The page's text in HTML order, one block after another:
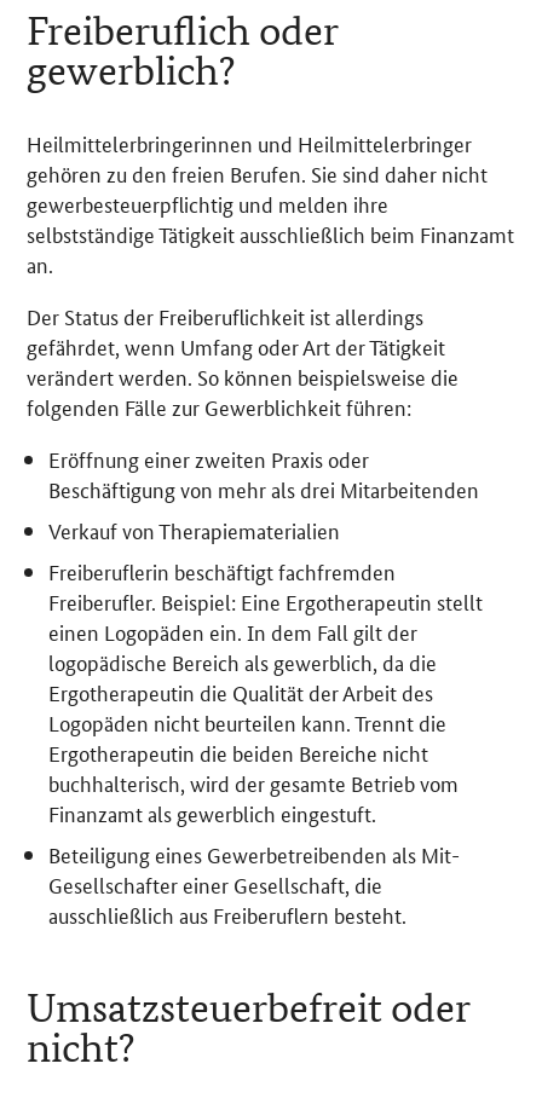
Freiberuflich oder
gewerblich?
Heilmittelerbringerinnen und Heilmittelerbringer
gehören zu den freien Berufen. Sie sind daher nicht
gewerbesteuerpflichtig und melden ihre
selbstständige Tätigkeit ausschließlich beim Finanzamt
an.
Der Status der Freiberuflichkeit ist allerdings
gefährdet, wenn Umfang oder Art der Tätigkeit
verändert werden. So können beispielsweise die
folgenden Fälle zur Gewerblichkeit führen:
Eröffnung einer zweiten Praxis oder
Beschäftigung von mehr als drei Mitarbeitenden
Verkauf von Therapiematerialien
Freiberuflerin beschäftigt fachfremden
Freiberufler. Beispiel: Eine Ergotherapeutin stellt
einen Logopäden ein. In dem Fall gilt der
logopädische Bereich als gewerblich, da die
Ergotherapeutin die Qualität der Arbeit des
Logopäden nicht beurteilen kann. Trennt die
Ergotherapeutin die beiden Bereiche nicht
buchhalterisch, wird der gesamte Betrieb vom
Finanzamt als gewerblich eingestuft.
Beteiligung eines Gewerbetreibenden als Mit-
Gesellschafter einer Gesellschaft, die
ausschließlich aus Freiberuflern besteht.
Umsatzsteuerbefreit oder
nicht?